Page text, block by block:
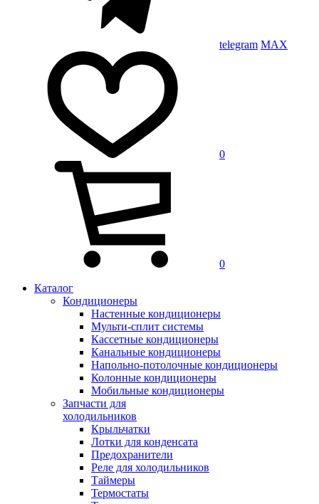
telegram MAX
0
0
Каталог
Кондиционеры
Настенные кондиционеры
Мульти-сплит системы
Кассетные кондиционеры
Канальные кондиционеры
Напольно-потолочные кондиционеры
Колонные кондиционеры
Мобильные кондиционеры
Запчасти для
холодильников
Крыльчатки
Лотки для конденсата
Предохранители
Реле для холодильников
Таймеры
Термостаты